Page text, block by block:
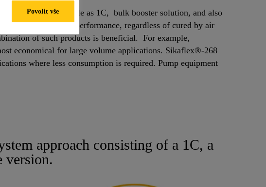
industry are available as 1C, bulk booster solution, and also
the same final performance, regardless of cured by air
of such products is beneficial. For example,
economical for large volume applications. Sikaflex®-268
where less consumption is required. Pump equipment
approach consisting of a 1C, a
version.
Povolit vše